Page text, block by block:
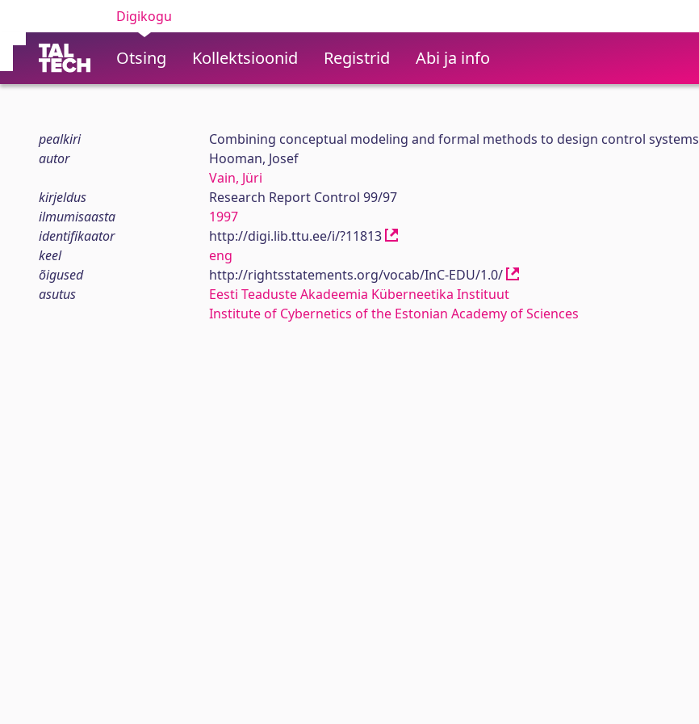
Digikogu
Otsing Kollektsioonid Registrid Abi ja info
pealkiri
Combining conceptual modeling and formal methods to design control systems
autor
Hooman, Josef
Vain, Jüri
kirjeldus
Research Report Control 99/97
ilmumisaasta
1997
identifikaator
http://digi.lib.ttu.ee/i/?11813
keel
eng
õigused
http://rightsstatements.org/vocab/InC-EDU/1.0/
asutus
Eesti Teaduste Akadeemia Küberneetika Instituut
Institute of Cybernetics of the Estonian Academy of Sciences